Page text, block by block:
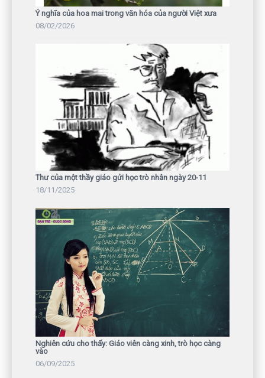
Ý nghĩa của hoa mai trong văn hóa của người Việt xưa
08/02/2026
Thư của một thầy giáo gửi học trò nhân ngày 20-11
18/11/2025
Nghiên cứu cho thấy: Giáo viên càng xinh, trò học càng
vào
06/09/2025